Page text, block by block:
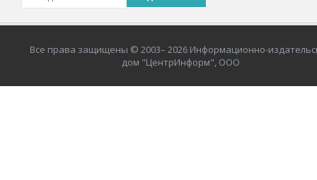
Все права защищены © 2003– 2026 Информационно-
дом "ЦентрИнформ", ООО